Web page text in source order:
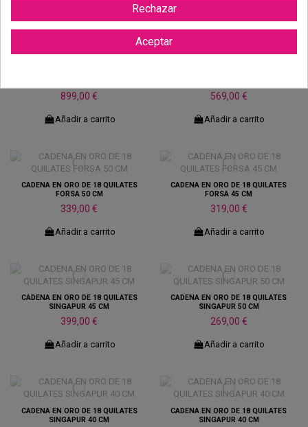
899,00 €
Añadir a carrito
569,00 €
Añadir a carrito
CADENA EN ORO DE 18 QUILATES
FORSA 50 CM
339,00 €
Añadir a carrito
CADENA EN ORO DE 18 QUILATES
FORSA 45 CM
319,00 €
Añadir a carrito
CADENA EN ORO DE 18 QUILATES
SINGAPUR 45 CM
399,00 €
Añadir a carrito
CADENA EN ORO DE 18 QUILATES
SINGAPUR 50 CM
269,00 €
Añadir a carrito
CADENA EN ORO DE 18 QUILATES
SINGAPUR 40 CM
CADENA EN ORO DE 18 QUILATES
SINGAPUR 40 CM
Rechazar
Aceptar